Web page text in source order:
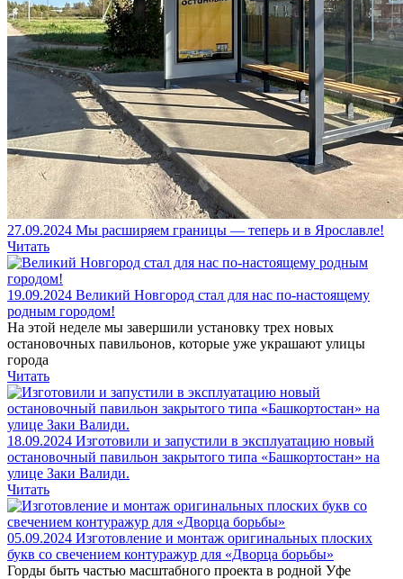
27.09.2024 Мы расширяем границы — теперь и в Ярославле!
Читать
19.09.2024 Великий Новгород стал для нас по-настоящему
родным городом!
На этой неделе мы завершили установку трех новых
остановочных павильонов, которые уже украшают улицы
города
Читать
18.09.2024 Изготовили и запустили в эксплуатацию новый
остановочный павильон закрытого типа «Башкортостан» на
улице Заки Валиди.
Читать
05.09.2024 Изготовление и монтаж оригинальных плоских
букв со свечением контуражур для «Дворца борьбы»
Горды быть частью масштабного проекта в родной Уфе